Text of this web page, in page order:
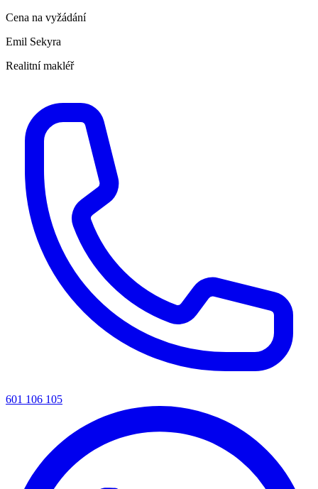
Cena na vyžádání
Emil Sekyra
Realitní makléř
601 106 105